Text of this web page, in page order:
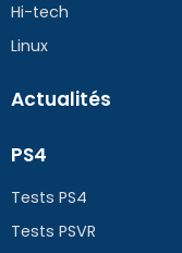
Hi-tech
Linux
Actualités
PS4
Tests PS4
Tests PSVR